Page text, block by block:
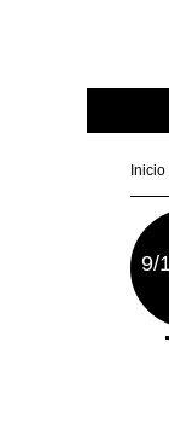
Inicio
9/